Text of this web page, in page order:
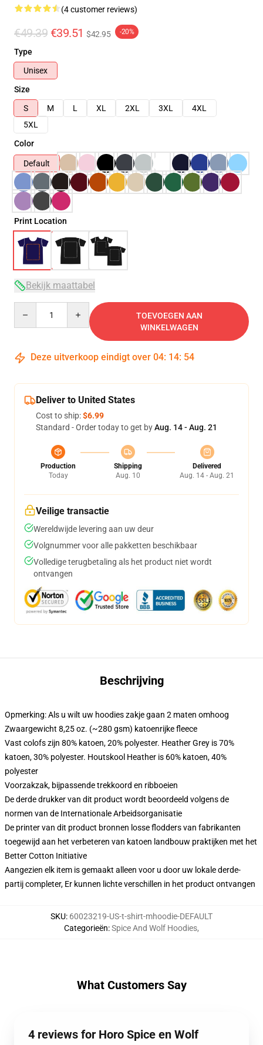
(4 customer reviews)
€49.39 €39.51 $42.95 -20%
Type
Unisex
Size
S
M L XL 2XL 3XL
4XL
5XL
Color
Default
Print Location
Bekijk maattabel
TOEVOEGEN AAN
WINKELWAGEN
Deze uitverkoop eindigt over 04: 14: 53
Deliver to United States
Cost to ship:$6.99
Standard - Order today to get byAug. 14 - Aug. 21
Production
Today
Shipping
Aug. 10
Delivered
Aug. 14 - Aug. 21
Veilige transactie
Wereldwijde levering aan uw deur
Volgnummer voor alle pakketten beschikbaar
Volledige terugbetaling als het product niet wordt
ontvangen
Beschrijving
Opmerking: Als u wilt uw hoodies zakje gaan 2 maten omhoog
Zwaargewicht 8,25 oz. (~280 gsm) katoenrijke fleece
Vast colofs zijn 80% katoen, 20% polyester. Heather Grey is 70%
katoen, 30% polyester. Houtskool Heather is 60% katoen, 40%
polyester
Voorzakzak, bijpassende trekkoord en ribboeien
De derde drukker van dit product wordt beoordeeld volgens de
normen van de Internationale Arbeidsorganisatie
De printer van dit product bronnen losse flodders van fabrikanten
toegewijd aan het verbeteren van katoen landbouw praktijken met het
Better Cotton Initiative
Aangezien elk item is gemaakt alleen voor u door uw lokale derde-
partij completer, Er kunnen lichte verschillen in het product ontvangen
SKU: 60023219-US-t-shirt-mhoodie-DEFAULT
Categorieën:Spice And Wolf Hoodies,
What Customers Say
4 reviews for Horo Spice en Wolf